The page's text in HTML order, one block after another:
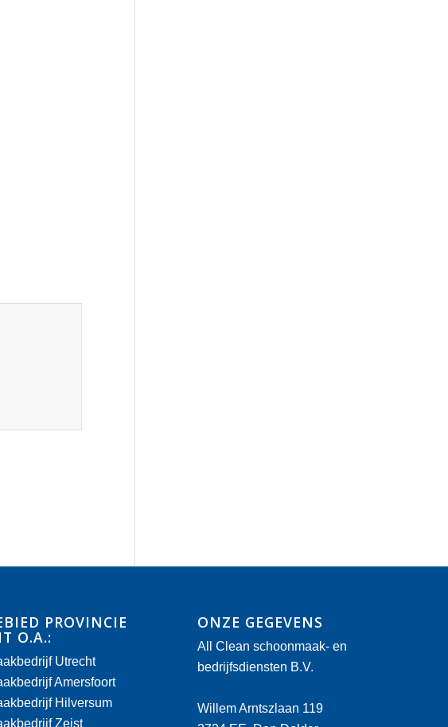
PROVINCIE
O.A.:
Utrecht
Amersfoort
Hilversum
Zeist
ONZE GEGEVENS
All Clean schoonmaak- en
bedrijfsdiensten B.V.
Willem Arntszlaan 119